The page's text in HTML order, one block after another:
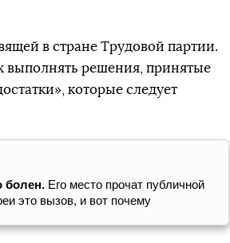
в стране Трудовой партии.
выполнять решения, принятые
которые следует
болен. Его место прочат публичной
это вызов, и вот почему